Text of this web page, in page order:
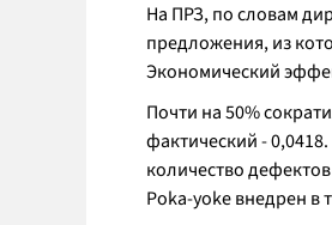
На ПРЗ, по словам
предложения, из
Экономический
Почти на 50%
фактический -
количество
Poka-yoke внедрен в